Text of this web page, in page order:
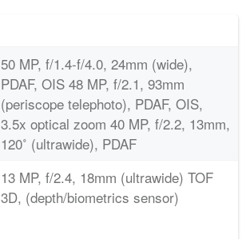
50 MP, f/1.4-f/4.0, 24mm (wide),
PDAF, OIS 48 MP, f/2.1, 93mm
(periscope telephoto), PDAF, OIS,
3.5x optical zoom 40 MP, f/2.2, 13mm,
120˚ (ultrawide), PDAF
13 MP, f/2.4, 18mm (ultrawide) TOF
3D, (depth/biometrics sensor)